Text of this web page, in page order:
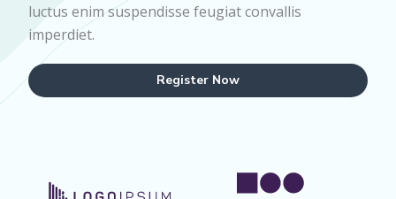
luctus enim suspendisse feugiat convallis
imperdiet.
Register Now